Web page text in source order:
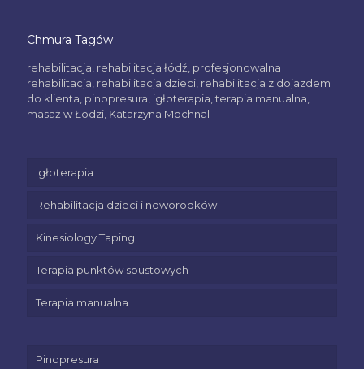
Chmura Tagów
rehabilitacja, rehabilitacja łódź, profesjonowalna
rehabilitacja, rehabilitacja dzieci, rehabilitacja z dojazdem
do klienta, pinopresura, igłoterapia, terapia manualna,
masaż w Łodzi, Katarzyna Mochnal
Igłoterapia
Rehabilitacja dzieci i noworodków
Kinesiology Taping
Terapia punktów spustowych
Terapia manualna
Pinopresura